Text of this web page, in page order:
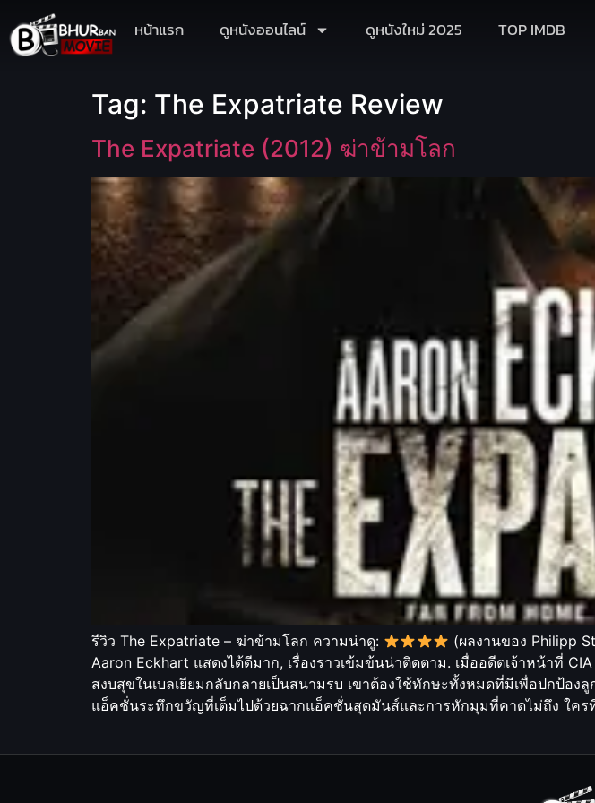
หน้าแรก ดูหนังออนไลน์ ดูหนังใหม่ 2025 TOP IMDB
Tag: The Expatriate Review
The Expatriate (2012) ฆ่าข้ามโลก
รีวิว The Expatriate – ฆ่าข้ามโลก ความน่าดู: (ผลงานของ Philipp
Aaron Eckhart แสดงได้ดีมาก, เรื่องราวเข้มข้นน่าติดตาม. เมื่ออดีตเจ้าหน้าที่
สงบสุขในเบลเยียมกลับกลายเป็นสนามรบ เขาต้องใช้ทักษะทั้งหมดที่มีเพื่อปกป้อง
แอ็คชั่นระทึกขวัญที่เต็มไปด้วยฉากแอ็คชั่นสุดมันส์และการหักมุมที่คาดไม่ถึง ใคร